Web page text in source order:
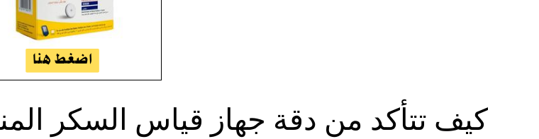
كيف تتأكد من دقة جهاز قياس السكر